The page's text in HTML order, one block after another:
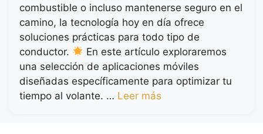
combustible o incluso mantenerse seguro en el
camino, la tecnología hoy en día ofrece
soluciones prácticas para todo tipo de
conductor.
En este artículo exploraremos
una selección de aplicaciones móviles
diseñadas específicamente para optimizar tu
tiempo al volante. … Leer más